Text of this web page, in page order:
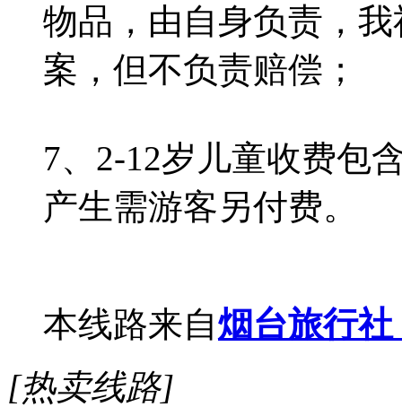
物品，由自身负责，
案，但不负责赔偿；
7、2-12岁儿童收费包
产生需游客另付费。
本线路来自烟台旅行社
[热卖线路]